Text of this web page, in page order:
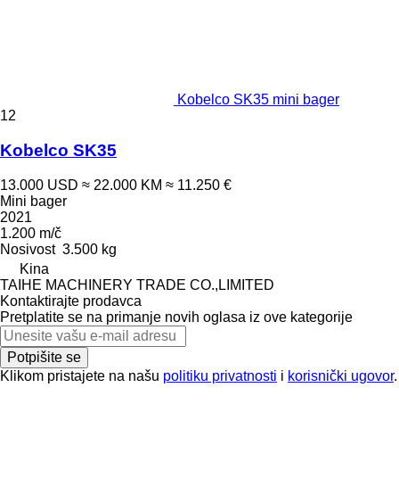
Kobelco SK35 mini bager
12
Kobelco SK35
13.000 USD ≈ 22.000 KM ≈ 11.250 €
Mini bager
2021
1.200 m/č
Nosivost 3.500 kg
Kina
TAIHE MACHINERY TRADE CO.,LIMITED
Kontaktirajte prodavca
Pretplatite se na primanje novih oglasa iz ove kategorije
Potpišite se
Klikom pristajete na našu politiku privatnosti i korisnički ugovor.